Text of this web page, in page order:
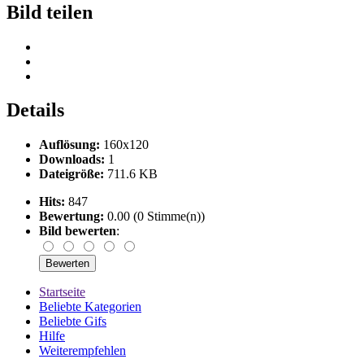
Bild teilen
Details
Auflösung: 160x120
Downloads: 1
Dateigröße: 711.6 KB
Hits: 847
Bewertung: 0.00 (0 Stimme(n))
Bild bewerten:
Startseite
Beliebte Kategorien
Beliebte Gifs
Hilfe
Weiterempfehlen